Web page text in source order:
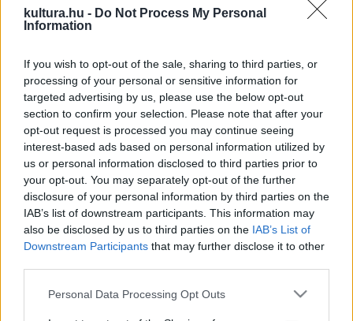
kultura.hu - Do Not Process My Personal
Information
If you wish to opt-out of the sale, sharing to third parties, or
processing of your personal or sensitive information for
targeted advertising by us, please use the below opt-out
section to confirm your selection. Please note that after your
opt-out request is processed you may continue seeing
interest-based ads based on personal information utilized by
us or personal information disclosed to third parties prior to
your opt-out. You may separately opt-out of the further
disclosure of your personal information by third parties on the
IAB’s list of downstream participants. This information may
also be disclosed by us to third parties on the IAB’s List of
Downstream Participants that may further disclose it to other
Please note that this website/app uses one or more Google
Personal Data Processing Opt Outs
Több mint 80 alkotást láthat a közönség október 24-én és
25-én a budapesti Eötvös10 Közösségi és Kulturális
Filmszemlén, amelyen fogyatékkal élők, pszichiátriai és
szenvedélybetegek, valamint professzionális alkotók,
független filmesek és diákok alkotásai is bemutatkoznak. A
seregszemlére évről évre egyre több alkotást neveznek
Magyarországról és a határon túlról egyaránt. A díjakat
október 25-én adják át a díjkiosztó gálán.